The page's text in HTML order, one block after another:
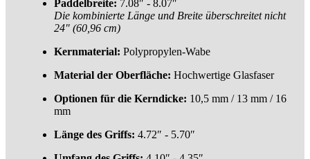
Paddelbreite: 7.08″ - 8.07″
Die kombinierte Länge und Breite überschreitet nicht
24″ (60,96 cm)
Kernmaterial: Polypropylen-Wabe
Material der Oberfläche: Hochwertige Glasfaser
Optionen für die Kerndicke: 10,5 mm / 13 mm / 16
mm
Länge des Griffs: 4.72″ - 5.70″